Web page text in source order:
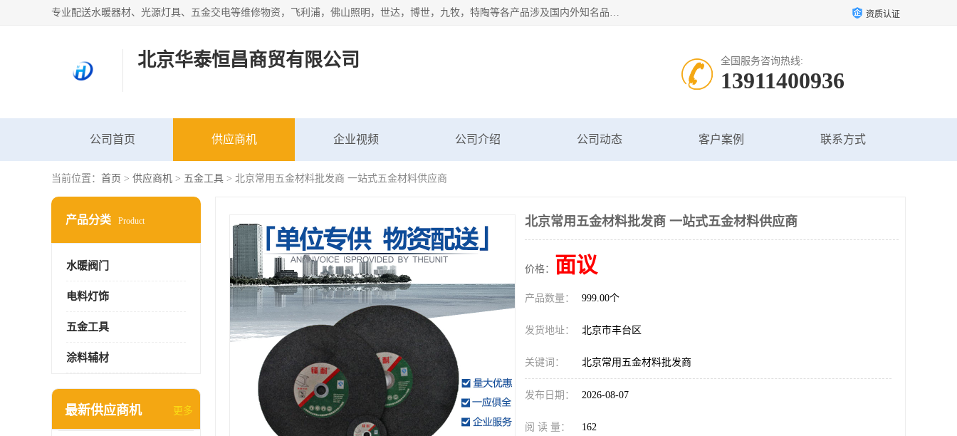
专业配送水暖器材、光源灯具、五金交电等维修物资，飞利浦，佛山照明，世达，博世，九牧，特陶等各产品涉及国内外知名品牌。公司专注与物业、学校、酒店、工厂等单位合作，提供一站式配送服务，降低客户综合成本。依托电子商务改变传统模式，以专业的团队为客户提供24H物资配送到达，货到月结、统一开票，便捷退换等服务，提高了企业的运营效率。 资质认证
北京华泰恒昌商贸有限公司 全国服务咨询热线:
13911400936
公司首页 供应商机 企业视频 公司介绍 公司动态 客户案例 联系方式
当前位置： 首页 > 供应商机 > 五金工具 > 北京常用五金材料批发商 一站式五金材料供应商
产品分类 Product
水暖阀门
电料灯饰
五金工具
涂料辅材
最新供应商机 更多
北京常用五金材料批发商 一站式五金材料供应商
价格： 面议
产品数量： 999.00个
发货地址： 北京市丰台区
关键词： 北京常用五金材料批发商
发布日期： 2026-08-07
阅 读 量： 162